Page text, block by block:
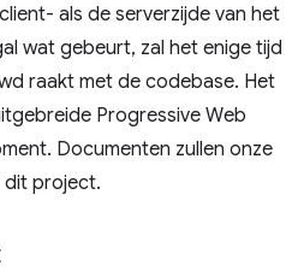
als de serverzijde van het
wat gebeurt, zal het enige tijd
raakt met de codebase. Het
Progressive Web
Documenten zullen onze
dit project.